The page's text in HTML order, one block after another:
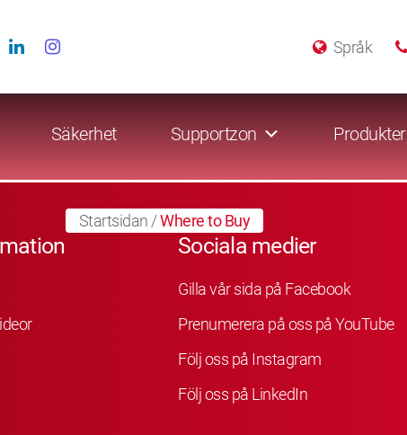
Språk
Säkerhet Supportzon Produkter
Startsidan /Where to Buy
Sociala medier
Gilla vår sida på Facebook
Prenumerera på oss på YouTube
Följ oss på Instagram
Följ oss på LinkedIn